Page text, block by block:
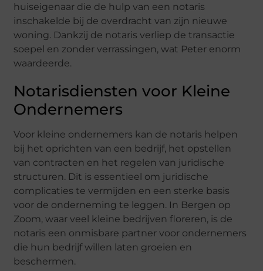
huiseigenaar die de hulp van een notaris
inschakelde bij de overdracht van zijn nieuwe
woning. Dankzij de notaris verliep de transactie
soepel en zonder verrassingen, wat Peter enorm
waardeerde.
Notarisdiensten voor Kleine
Ondernemers
Voor kleine ondernemers kan de notaris helpen
bij het oprichten van een bedrijf, het opstellen
van contracten en het regelen van juridische
structuren. Dit is essentieel om juridische
complicaties te vermijden en een sterke basis
voor de onderneming te leggen. In Bergen op
Zoom, waar veel kleine bedrijven floreren, is de
notaris een onmisbare partner voor ondernemers
die hun bedrijf willen laten groeien en
beschermen.